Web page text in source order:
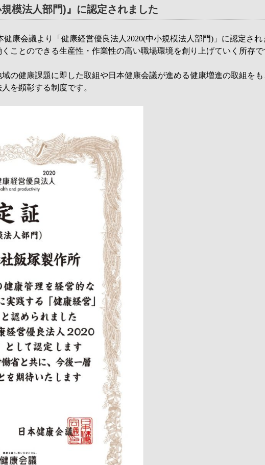
模法人部門)』に認定されました
健康会議より「健康経営優良法人 2020(中小規模法人部門)」 に認定され
ことのできる生産性・作業性の高い職場環境を創り上げていく所存で
域の健康課題に即した取組や日本健康会議が進める健康増進の取組を
を顕彰する制度です。